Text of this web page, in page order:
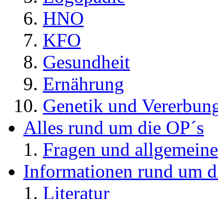
HNO
KFO
Gesundheit
Ernährung
Genetik und
Alles rund um die OP´s
Fragen und
Informationen rund um
Literatur